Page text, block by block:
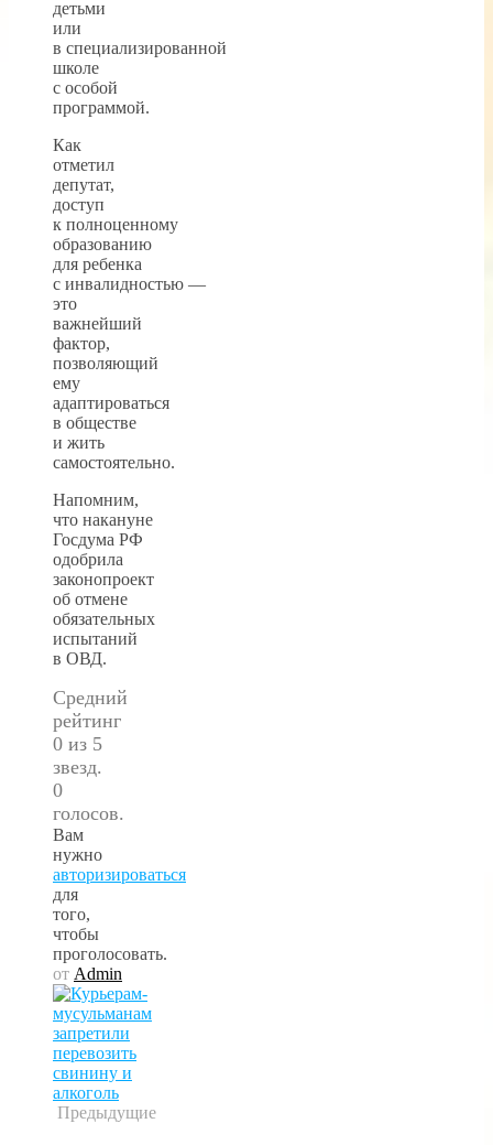
детьми
или
в специализированной
школе
с особой
программой.
Как
отметил
депутат,
доступ
к полноценному
образованию
для ребенка
с инвалидностью —
это
важнейший
фактор,
позволяющий
ему
адаптироваться
в обществе
и жить
самостоятельно.
Напомним,
что накануне
Госдума РФ
одобрила
законопроект
об отмене
обязательных
испытаний
в ОВД.
Средний
рейтинг
0 из 5
звезд.
0
голосов.
Вам
нужно
авторизироваться
для
того,
чтобы
проголосовать.
от Admin
Предыдущие